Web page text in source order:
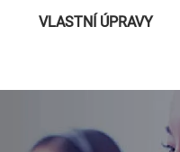
VLASTNÍ ÚPRAVY